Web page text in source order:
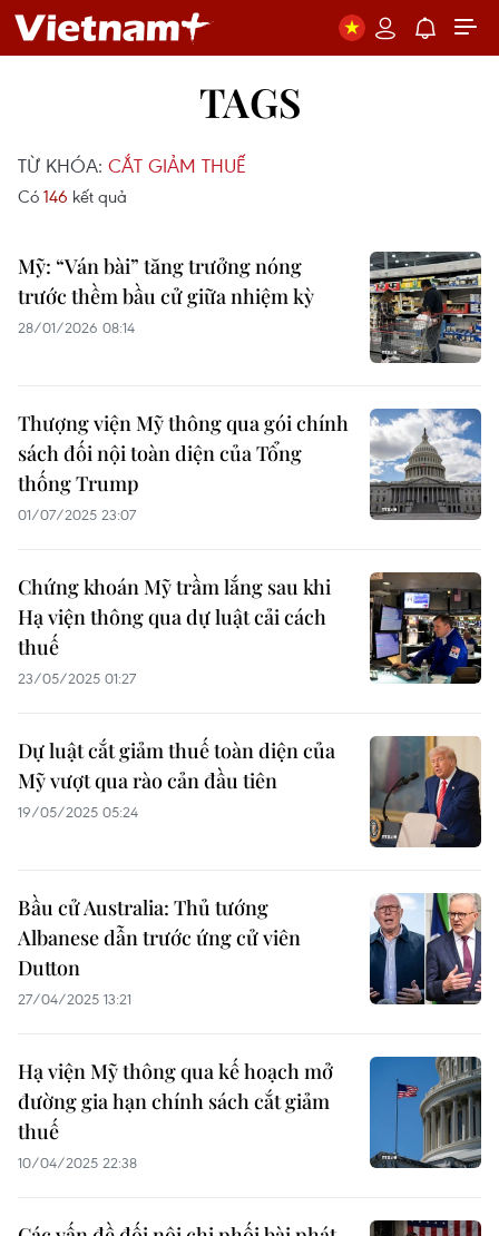
TAGS
TỪ KHÓA: CẮT GIẢM THUẾ
Có 146 kết quả
Mỹ: “Ván bài” tăng trưởng nóng
trước thềm bầu cử giữa nhiệm kỳ
28/01/2026 08:14
Thượng viện Mỹ thông qua gói chính
sách đối nội toàn diện của Tổng
thống Trump
01/07/2025 23:07
Chứng khoán Mỹ trầm lắng sau khi
Hạ viện thông qua dự luật cải cách
thuế
23/05/2025 01:27
Dự luật cắt giảm thuế toàn diện của
Mỹ vượt qua rào cản đầu tiên
19/05/2025 05:24
Bầu cử Australia: Thủ tướng
Albanese dẫn trước ứng cử viên
Dutton
27/04/2025 13:21
Hạ viện Mỹ thông qua kế hoạch mở
đường gia hạn chính sách cắt giảm
thuế
10/04/2025 22:38